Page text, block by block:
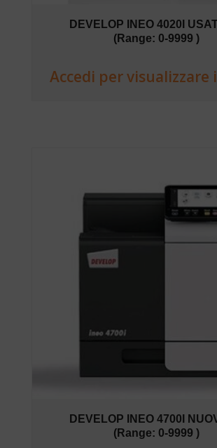
DEVELOP INEO 4020I
(Range: 0-9999 )
Accedi per visualizzare
DEVELOP INEO 4700I
(Range: 0-9999 )